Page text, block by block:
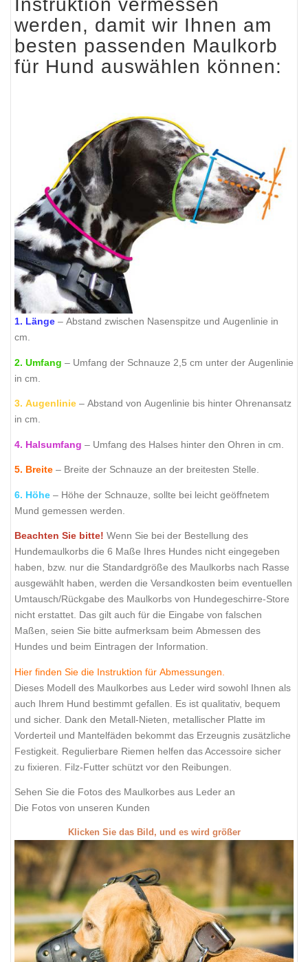
Instruktion vermessen
werden, damit wir Ihnen am
besten passenden Maulkorb
für Hund auswählen können:
1. Länge – Abstand zwischen Nasenspitze und Augenlinie in
cm.
2. Umfang – Umfang der Schnauze 2,5 cm unter der Augenlinie
in cm.
3. Augenlinie – Abstand von Augenlinie bis hinter Ohrenansatz
in cm.
4. Halsumfang – Umfang des Halses hinter den Ohren in cm.
5. Breite – Breite der Schnauze an der breitesten Stelle.
6. Höhe – Höhe der Schnauze, sollte bei leicht geöffnetem
Mund gemessen werden.
Beachten Sie bitte! Wenn Sie bei der Bestellung des
Hundemaulkorbs die 6 Maße Ihres Hundes nicht eingegeben
haben, bzw. nur die Standardgröße des Maulkorbs nach Rasse
ausgewählt haben, werden die Versandkosten beim eventuellen
Umtausch/Rückgabe des Maulkorbs von Hundegeschirre-Store
nicht erstattet. Das gilt auch für die Eingabe von falschen
Maßen, seien Sie bitte aufmerksam beim Abmessen des
Hundes und beim Eintragen der Information.
Hier finden Sie die Instruktion für Abmessungen.
Dieses Modell des Maulkorbes aus Leder wird sowohl Ihnen als
auch Ihrem Hund bestimmt gefallen. Es ist qualitativ, bequem
und sicher. Dank den Metall-Nieten, metallischer Platte im
Vorderteil und Mantelfäden bekommt das Erzeugnis zusätzliche
Festigkeit. Regulierbare Riemen helfen das Accessoire sicher
zu fixieren. Filz-Futter schützt vor den Reibungen.
Sehen Sie die Fotos des Maulkorbes aus Leder an
Die Fotos von unseren Kunden
Klicken Sie das Bild, und es wird größer